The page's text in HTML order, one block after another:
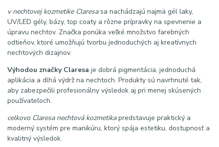
v nechtovej kozmetike Claresasa nachádzajú najmä gél laky,
UV/LED gély, bázy, top coaty a rôzne prípravky na spevnenie a
úpravu nechtov. Značka ponúka veľké množstvo farebných
odtieňov, ktoré umožňujú tvorbu jednoduchých aj kreatívnych
nechtových dizajnov.
Výhodou značky Claresa je dobrá pigmentácia, jednoduchá
aplikácia a dlhá výdrž na nechtoch. Produkty sú navrhnuté tak,
aby zabezpečili profesionálny výsledok aj pri menej skúsených
používateľoch.
celkovo Claresa nechtová kozmetikapredstavuje praktický a
moderný systém pre manikúru, ktorý spája estetiku, dostupnosť a
kvalitný výsledok.